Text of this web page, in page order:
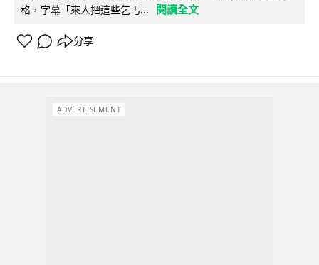
格，字幕「來人把這些乞丐...
閱讀全文
分享
ADVERTISEMENT